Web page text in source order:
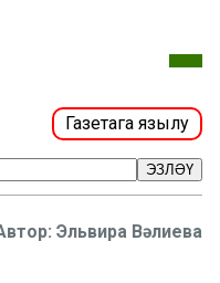
Газетага язылу
ЭЗЛӘҮ
Эльвира Вәлиева